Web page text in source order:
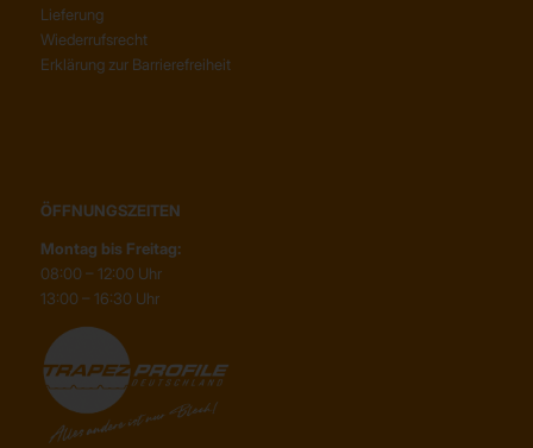
Lieferung
Wiederrufsrecht
Erklärung zur Barrierefreiheit
ÖFFNUNGSZEITEN
Montag bis Freitag:
08:00 – 12:00 Uhr
13:00 – 16:30 Uhr